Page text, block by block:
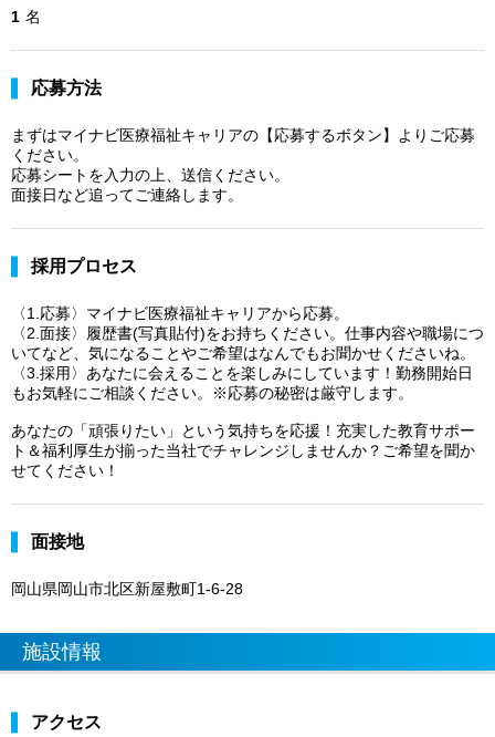
1 名
応募方法
まずはマイナビ医療福祉キャリアの【応募するボタン】よりご応募
ください。
応募シートを入力の上、送信ください。
面接日など追ってご連絡します。
採用プロセス
〈1.応募〉マイナビ医療福祉キャリアから応募。
〈2.面接〉履歴書(写真貼付)をお持ちください。仕事内容や職場につ
いてなど、気になることやご希望はなんでもお聞かせくださいね。
〈3.採用〉あなたに会えることを楽しみにしています！勤務開始日
もお気軽にご相談ください。※応募の秘密は厳守します。
あなたの「頑張りたい」という気持ちを応援！充実した教育サポー
ト＆福利厚生が揃った当社でチャレンジしませんか？ご希望を聞か
せてください！
面接地
岡山県岡山市北区新屋敷町1-6-28
施設情報
アクセス